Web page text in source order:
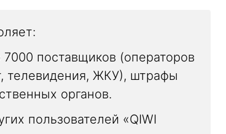
поставщиков (операторов
телевидения, ЖКУ), штрафы
органов.
пользователей «QIWI